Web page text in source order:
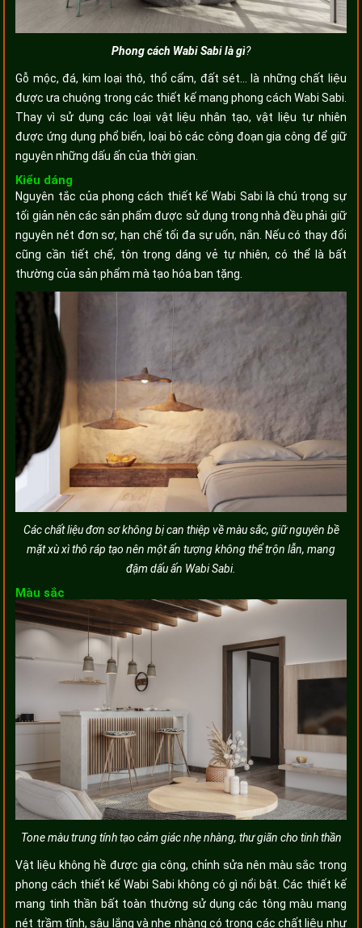
Phong cách Wabi Sabi là gì?
Gỗ mộc, đá, kim loại thô, thổ cẩm, đất sét… là những chất liệu
được ưa chuộng trong các thiết kế mang phong cách Wabi Sabi.
Thay vì sử dụng các loại vật liệu nhân tạo, vật liệu tự nhiên
được ứng dụng phổ biến, loại bỏ các công đoạn gia công để giữ
nguyên những dấu ấn của thời gian.
Kiểu dáng
Nguyên tắc của phong cách thiết kế Wabi Sabi là chú trọng sự
tối giản nên các sản phẩm được sử dụng trong nhà đều phải giữ
nguyên nét đơn sơ, hạn chế tối đa sự uốn, nắn. Nếu có thay đổi
cũng cần tiết chế, tôn trọng dáng vẻ tự nhiên, có thể là bất
thường của sản phẩm mà tạo hóa ban tặng.
Các chất liệu đơn sơ không bị can thiệp về màu sắc, giữ nguyên bề
mặt xù xì thô ráp tạo nên một ấn tượng không thể trộn lẫn, mang
đậm dấu ấn Wabi Sabi.
Màu sắc
Tone màu trung tính tạo cảm giác nhẹ nhàng, thư giãn cho tinh thần
Vật liệu không hề được gia công, chỉnh sửa nên màu sắc trong
phong cách thiết kế Wabi Sabi không có gì nổi bật. Các thiết kế
mang tinh thần bất toàn thường sử dụng các tông màu mang
nét trầm tĩnh, sâu lắng và nhẹ nhàng có trong các chất liệu như